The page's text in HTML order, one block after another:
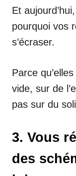
Et
pourquoi vos
s’écraser.
Parce
vide, sur de
pas sur du
3. Vous
des